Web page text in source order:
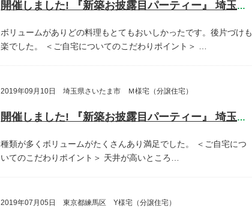
開催しました! 『新築お披露目パーティー』 埼玉県三郷市 T様宅
ボリュームがありどの料理もとてもおいしかったです。後片づけも
楽でした。
＜ご自宅についてのこだわりポイント＞
2019年09月10日 埼玉県さいたま市 Ｍ様宅（分譲住宅）
開催しました! 『新築お披露目パーティー』 埼玉県さいたま市 M様宅
種類が多くボリュームがたくさんあり満足でした。
＜ご自宅につ
いてのこだわりポイント＞ 天井が高いところ…
2019年07月05日 東京都練馬区 Y様宅（分譲住宅）